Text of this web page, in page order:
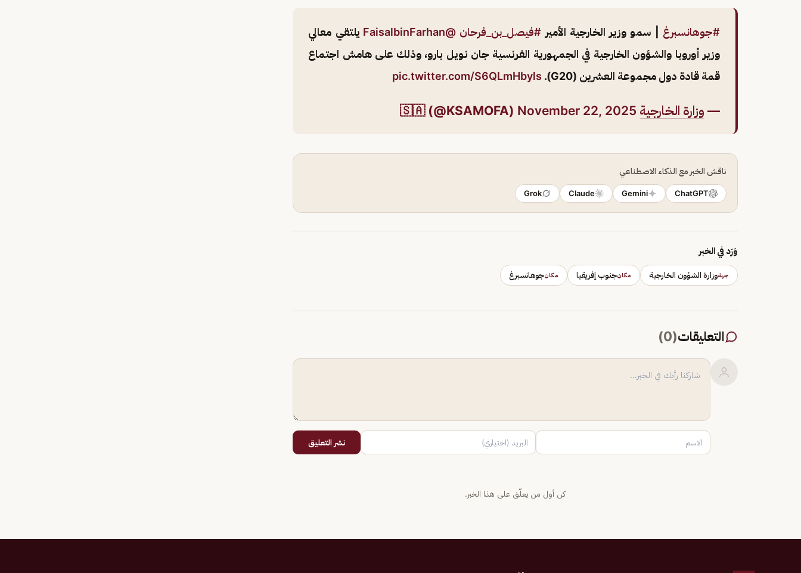
#جوهانسبرغ | سمو وزير الخارجية الأمير #فيصل_بن_فرحان @FaisalbinFarhan
يلتقي معالي
وزير أوروبا والشؤون الخارجية في الجمهورية الفرنسية جان نويل بارو، وذلك على هامش اجتماع
قمة قادة دول مجموعة العشرين (G20).
pic.twitter.com/S6QLmHbyls
— وزارة الخارجية November 22, 2025
ناقش الخبر مع الذكاء الاصطناعي
ChatGPT
Gemini
Claude
Grok
وَرَد في الخبر
جهةوزارة الشؤون الخارجية مكانجنوب إفريقيا مكانجوهانسبرغ
التعليقات(
0
)
نشر التعليق
كن أول من يعلّق على هذا الخبر.